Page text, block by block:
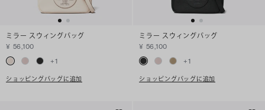
ミラー スウィングバッグ
¥ 56,100
+1
ショッピングバッグに追加
ミラー スウィングバッグ
¥ 56,100
+1
ショッピングバッグに追加